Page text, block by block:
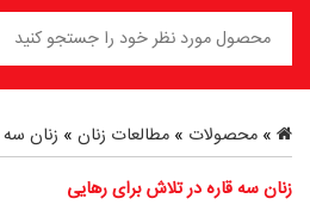
» محصولات » مطالعات زنان » زنان
زنان سه قاره در تلاش برای رهایی